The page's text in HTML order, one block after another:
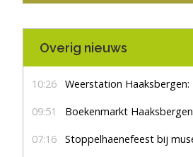
Overig nieuws
10:26 Weerstation Haaksbergen:
09:51 Boekenmarkt Haaksbergen zaterdag 8
07:16 Stoppelhaenefeest bij